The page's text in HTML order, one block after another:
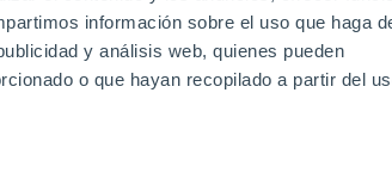
información sobre el uso que haga
y análisis web, quienes pueden
o que hayan recopilado a partir del
Envia tu CV
Proveedores